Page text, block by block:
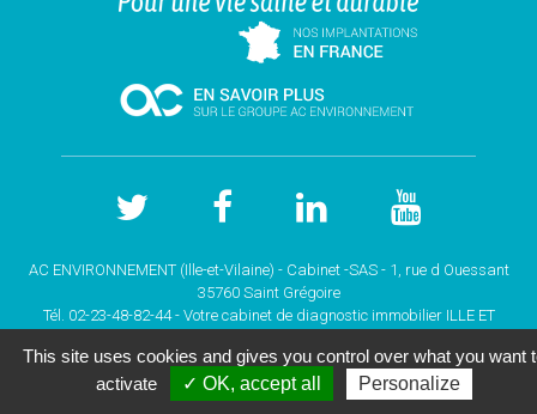
AC ENVIRONNEMENT (Ille-et-Vilaine) - Cabinet -SAS - 1, rue d Ouessant
35760 Saint Grégoire
Tél. 02-23-48-82-44 - Votre cabinet de diagnostic immobilier ILLE ET
Copyright © 2026 |Mentions légales |Plan du site|
GESTION DES COOKIES
This site uses cookies and gives you control over what you want
activate
✓ OK, accept all Personalize